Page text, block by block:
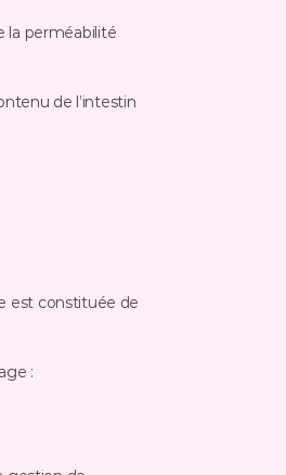
la perméabilité
de l’intestin
: